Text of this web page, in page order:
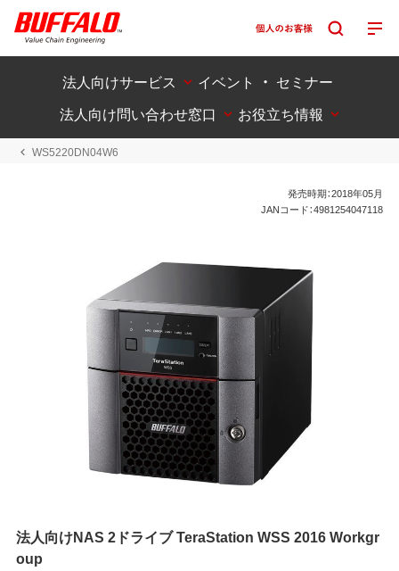
法人向けサービス
イベント ・ セミナー
法人向け問い合わせ窓口
お役立ち情報
WS5220DN04W6
発売時期：2018年05月
JANコード：4981254047118
法人向けNAS 2ドライブ TeraStation WSS 2016 Workgr
oup